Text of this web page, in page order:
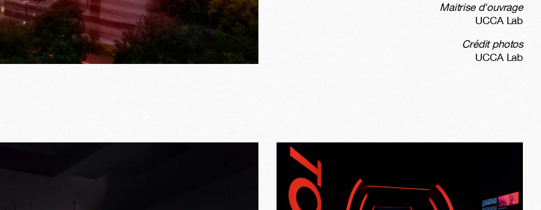
Maitrise d'ouvrage
UCCA Lab
Crédit photos
UCCA Lab